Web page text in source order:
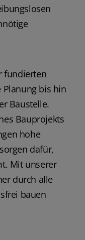
fundierten
Planung bis hin
Baustelle.
Bauprojekts
hohe
dafür,
Mit unserer
durch alle
bauen